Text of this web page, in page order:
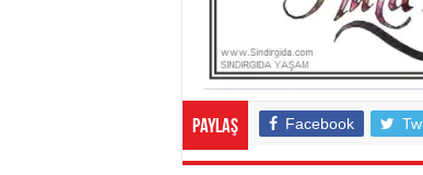
Paylaş Facebook